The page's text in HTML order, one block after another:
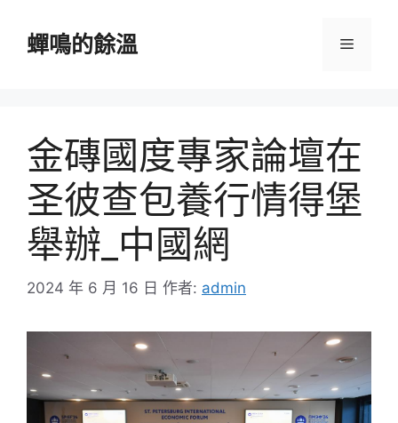
蟬鳴的餘溫 選
金磚國度專家論壇在
圣彼查包養行情得堡
舉辦_中國網
2024 年 6 月 16 日 作者: admin